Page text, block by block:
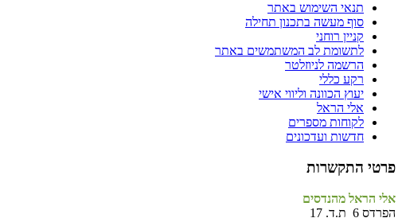
תנאי השימוש באתר
סוף מעשה בתכנון תחילה
קניין רוחני
לתשומת לב המשתמשים באתר
הרשמה לניוזלטר
רקע כללי
יעוץ הכוונה וליווי אישי
אלי הראל
לקוחות מספרים
חדשות ועדכונים
פרטי התקשרות
אלי הראל מהנדסים
הפרדס 6 ת.ד. 17